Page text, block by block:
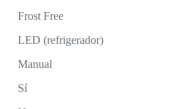
Frost Free
LED (refrigerador)
Manual
Sí